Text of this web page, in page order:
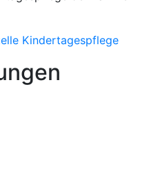
Kindertagespflege